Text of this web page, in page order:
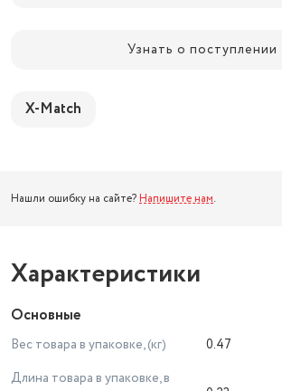
Узнать о поступлении
X-Match
Нашли ошибку на сайте? Напишите нам.
Характеристики
Основные
Вес товара в упаковке, (кг)
0.47
Длина товара в упаковке, в